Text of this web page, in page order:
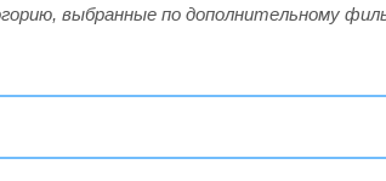
выбранные по дополнительному